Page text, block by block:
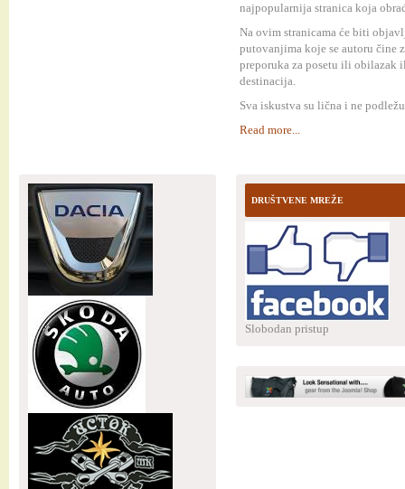
najpopularnija stranica koja
Na ovim stranicama će biti
putovanjima koje se autoru čine
preporuka za posetu ili obilazak
destinacija.
Sva iskustva su lična i ne
Read more...
DRUŠTVENE MREŽE
Slobodan pristup